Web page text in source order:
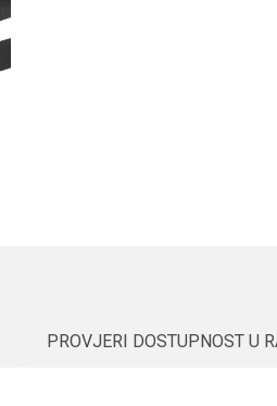
PROVJERI DOSTUPNOST U